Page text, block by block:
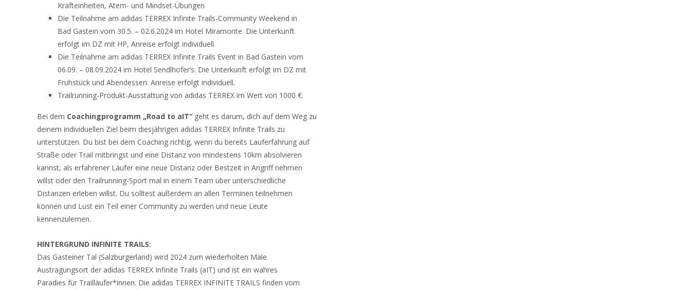
Krafteinheiten, Atem- und Mindset-Übungen
Die Teilnahme am adidas TERREX Infinite Trails-Community Weekend in
Bad Gastein vom 30.5. – 02.6.2024 im Hotel Miramonte. Die Unterkunft
erfolgt im DZ mit HP, Anreise erfolgt individuell.
Die Teilnahme am adidas TERREX Infinite Trails Event in Bad Gastein vom
06.09. – 08.09.2024 im Hotel Sendlhofer‘s. Die Unterkunft erfolgt im DZ mit
Frühstück und Abendessen. Anreise erfolgt individuell.
Trailrunning-Produkt-Ausstattung von adidas TERREX im Wert von 1000 €.
Bei dem Coachingprogramm „Road to aIT“ geht es darum, dich auf dem Weg zu
deinem individuellen Ziel beim diesjährigen adidas TERREX Infinite Trails zu
unterstützen. Du bist bei dem Coaching richtig, wenn du bereits Lauferfahrung auf
Straße oder Trail mitbringst und eine Distanz von mindestens 10km absolvieren
kannst, als erfahrener Läufer eine neue Distanz oder Bestzeit in Angriff nehmen
willst oder den Trailrunning-Sport mal in einem Team über unterschiedliche
Distanzen erleben willst. Du solltest außerdem an allen Terminen teilnehmen
können und Lust ein Teil einer Community zu werden und neue Leute
kennenzulernen.
HINTERGRUND INFINITE TRAILS:
Das Gasteiner Tal (Salzburgerland) wird 2024 zum wiederholten Male
Austragungsort der adidas TERREX Infinite Trails (aIT) und ist ein wahres
Paradies für Trailläufer*innen. Die adidas TERREX INFINITE TRAILS finden vom